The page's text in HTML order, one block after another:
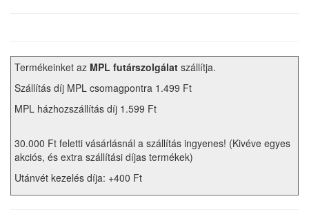
Termékeinket az MPL futárszolgálat szállítja.
Szállítás díj MPL csomagpontra 1.499 Ft
MPL házhozszállítás díj 1.599 Ft
30.000 Ft feletti vásárlásnál a szállítás ingyenes! (Kivéve egyes
akciós, és extra szállítási díjas termékek)
Utánvét kezelés díja: +400 Ft